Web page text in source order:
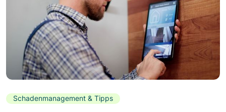
Schadenmanagement & Tipps